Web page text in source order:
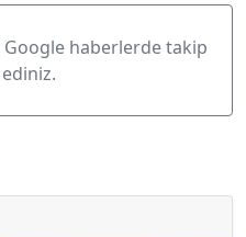
Google haberlerde takip
ediniz.